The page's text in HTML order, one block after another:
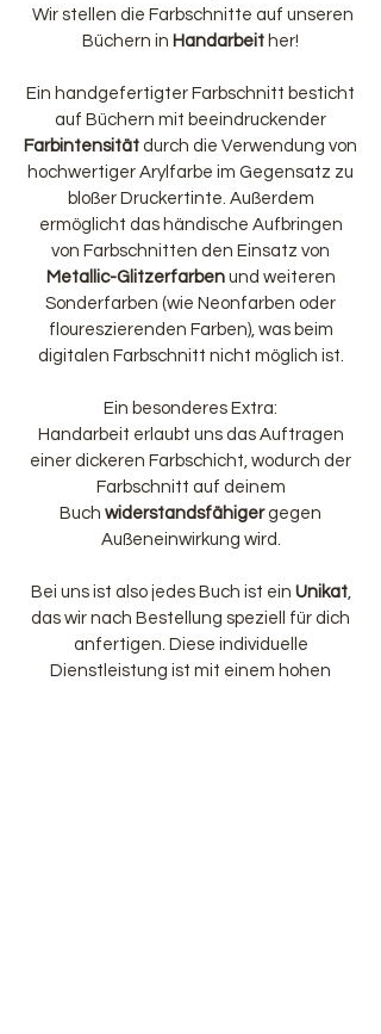
Wir stellen die Farbschnitte auf unseren
Büchern in Handarbeit her!
Ein handgefertigter Farbschnitt besticht
auf Büchern mit beeindruckender
Farbintensität durch die Verwendung von
hochwertiger Arylfarbe im Gegensatz zu
bloßer Druckertinte. Außerdem
ermöglicht das händische Aufbringen
von Farbschnitten den Einsatz von
Metallic-Glitzerfarbenund weiteren
Sonderfarben (wie Neonfarben oder
floureszierenden Farben), was beim
digitalen Farbschnitt nicht möglich ist.
Ein besonderes Extra:
Handarbeit erlaubt uns das Auftragen
einer dickeren Farbschicht, wodurch der
Farbschnitt auf deinem
Buch widerstandsfähigergegen
Außeneinwirkung wird.
Bei uns ist also jedes Buch ist ein Unikat,
das wir nach Bestellung speziell für dich
anfertigen. Diese individuelle
Dienstleistung ist mit einem hohen